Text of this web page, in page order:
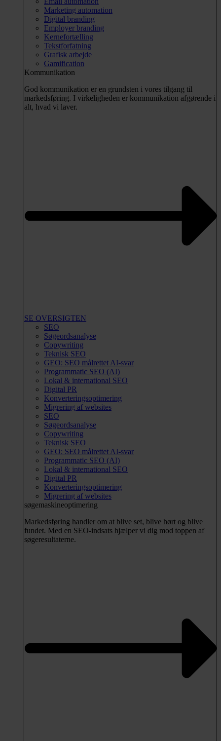
Marketing automation
Digital branding
Employer branding
Kernefortælling
Tekstforfatning
Grafisk arbejde
Gamification
Kommunikation
God kommunikation er en grundsten i vores tilgang til
markedsføring. I virkeligheden er kommunikation afgørende i
alt, hvad vi laver.
SE OVERSIGTEN
SEO
Søgeordsanalyse
Copywriting
Teknisk SEO
GEO: SEO målrettet AI-svar
Programmatic SEO (AI)
Lokal & international SEO
Digital PR
Konverteringsoptimering
Migrering af websites
SEO
Søgeordsanalyse
Copywriting
Teknisk SEO
GEO: SEO målrettet AI-svar
Programmatic SEO (AI)
Lokal & international SEO
Digital PR
Konverteringsoptimering
Migrering af websites
søgemaskineoptimering
Markedsføring handler om at blive set, blive hørt og blive
fundet. Med en SEO-indsats hjælper vi dig mod toppen af
søgeresultaterne.